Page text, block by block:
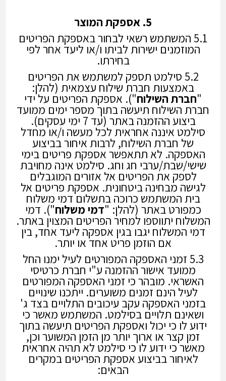
5. אספקת המוצר
5.1 המשתמש רשאי לבחור באספקת הפריטים
המוזמנים ישירות לביתו ו/או ליעד אחר לפי
בחירתו.
5.2 סילמט תספק למשתמש את הפריטים
באמצעות חברת שילוח עצמאית (להלן:
"חברתהשילוח"). אספקת הפריטים על ידי
חברת השילוח תיעשה בתוך מספר ימים ממועד
ביצוע ההזמנה באתר (עד 7 ימי עסקים).
סילמט איננה אחראית לכל מעשה ו/או מחדל
של חברת השילוח, לרבות איחור בביצוע
האספקה. לא תתאפשר אספקת פריטים בימי
שישי/שבת/ערבי חג וחג. סילמט אינה מחויבת
לספק את הפריטים אל אזורים המוגבלים
לגישה מבחינה ביטחונית. אספקת פריטים אל
בית המשתמש כרוכה בתשלום דמי משלוח
כמפורט באתר (להלן: "דמימשלוח"). דמי
המשלוח יתווספו למחיר הפריטים המצוין באתר.
דמי המשלוח יגבו בגין אספקה ליעד אחד, בין
אם הוזמן פריט אחד או יותר.
5.3 זמני האספקה המפורטים לעיל ימנו החל
ממועד אישור ההזמנה ע"י חברת כרטיסי
האשראי. מובהר כי זמני האספקה המפורטים
לעיל הינם זמנים משוערים. ייתכנו שינויים
בזמני האספקה עקב עיכובים התלויים בצד ג'
ושאינם תלויים בסילמט. המשתמש מאשר כי
ידוע לו כי יכול ואספקת הפריטים תיעשה בתוך
זמן קצר או ארוך יותר מן הזמן המשוער וכן,
מאשר כי ידוע לו כי סילמט לא תהיה אחראית
לאיחור בביצוע אספקת הפריטים במקרים
הבאים: